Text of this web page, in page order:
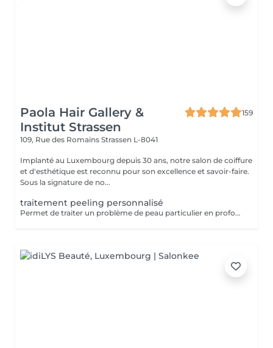
Paola Hair Gallery &
Institut Strassen
159
109, Rue des Romains Strassen L-8041
Implanté au Luxembourg depuis 30 ans, notre salon de coiffure
et d'esthétique est reconnu pour son excellence et savoir-faire.
Sous la signature de no...
traitement peeling personnalisé
Permet de traiter un problème de peau particulier en profondeur par exfoliation, sans traumatisme important pour la peau. Avec quatre produits domicile. Fréquence toutes les deux semaines. Exposition au soleil interdite sans protection pendant la durée du traitement. Tous nos soins et traitements sont mixtes hommes et femmes. Les traitements en cure sont valables six mois. Sur conseil de votre esthéticienne, des combinaisons de soins et de traitements sont possibles, afin d'obtenir un résultat optimal. Attention certain traitements nécessitent des explications préalables ainsi qu'une commande spécifique des coffrets et de soins personnalisés.